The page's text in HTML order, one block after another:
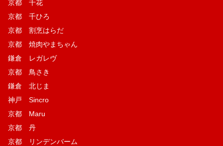
京都 千花
京都 千ひろ
京都 割烹はらだ
京都 焼肉やまちゃん
鎌倉 レガレヴ
京都 鳥さき
鎌倉 北じま
神戸 Sincro
京都 Maru
京都 丹
京都 リンデンバーム